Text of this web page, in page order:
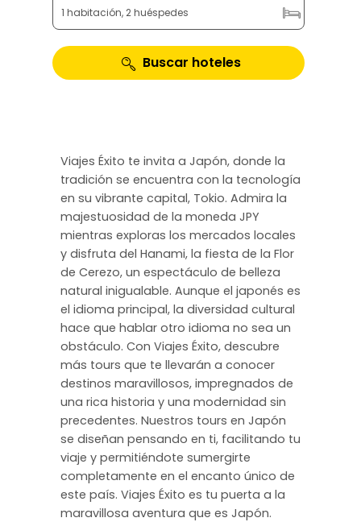
1 habitación, 2 huéspedes
Buscar hoteles
Viajes Éxito te invita a Japón, donde la
tradición se encuentra con la tecnología
en su vibrante capital, Tokio. Admira la
majestuosidad de la moneda JPY
mientras exploras los mercados locales
y disfruta del Hanami, la fiesta de la Flor
de Cerezo, un espectáculo de belleza
natural inigualable. Aunque el japonés es
el idioma principal, la diversidad cultural
hace que hablar otro idioma no sea un
obstáculo. Con Viajes Éxito, descubre
más tours que te llevarán a conocer
destinos maravillosos, impregnados de
una rica historia y una modernidad sin
precedentes. Nuestros tours en Japón
se diseñan pensando en ti, facilitando tu
viaje y permitiéndote sumergirte
completamente en el encanto único de
este país. Viajes Éxito es tu puerta a la
maravillosa aventura que es Japón.